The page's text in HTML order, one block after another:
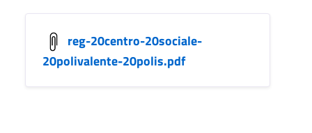
reg-20centro-20sociale-
20polivalente-20polis.pdf